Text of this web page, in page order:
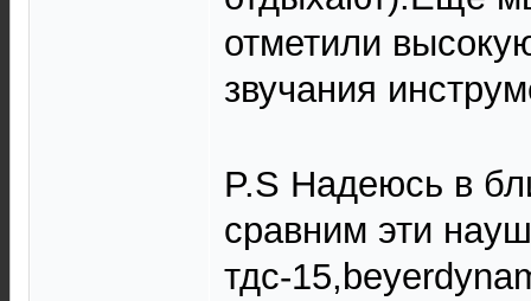
отметили
звучания
P.S Надеюсь в
сравним эти
тдс-